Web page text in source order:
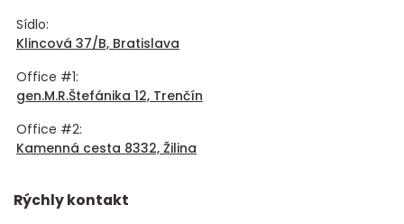
Sídlo:
Klincová 37/B, Bratislava
Office #1:
gen.M.R.Štefánika 12, Trenčín
Office #2:
Kamenná cesta 8332, Žilina
Rýchly kontakt